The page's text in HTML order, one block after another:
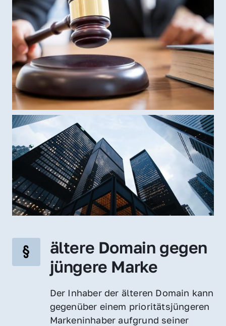
ältere Domain gegen
jüngere Marke
Der Inhaber der älteren Domain kann
gegenüber einem prioritätsjüngeren
Markeninhaber aufgrund seiner